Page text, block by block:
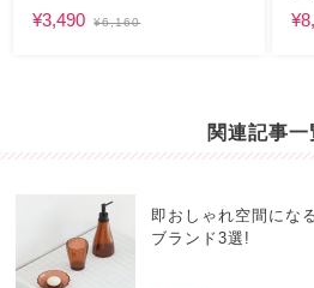
¥3,490 ¥6,160
関連記事一
即おしゃれ空間にな
ブランド3選!